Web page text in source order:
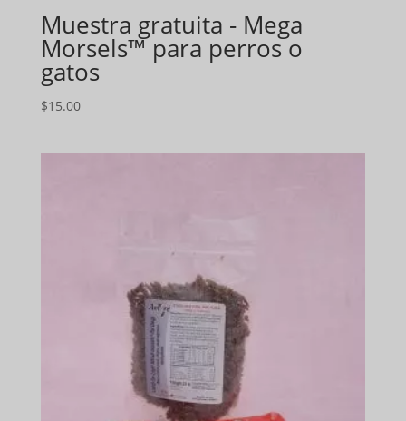
Muestra gratuita - Mega
Morsels™ para perros o
gatos
$15.00